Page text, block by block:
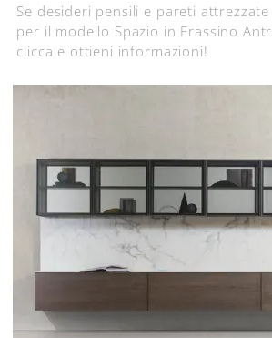
Se desideri pensili e pareti
per il modello Spazio in Frassino
clicca e ottieni informazioni!